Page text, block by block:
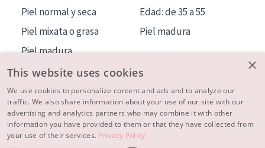
Piel normal y seca
Piel mixata o grasa
Piel madura
Piel expuesta al sol
Piel menopáusica
Edad: de 35 a 55
Piel madura
MÁS SOBRE NOSOTROS
INSPIRACIÓN
×
This website uses cookies
We use cookies to personalize content and ads and to analyze our
traffic. We also share information about your use of our site with our
advertising and analytics partners who may combine it with other
information you have provided to them or that they have collected from
your use of their services. Privacy Policy